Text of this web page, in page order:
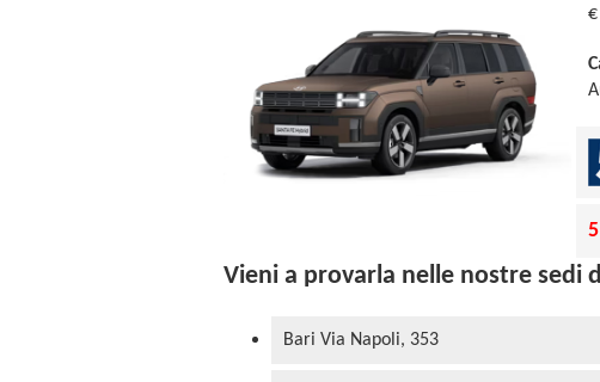
Vieni a provarla nelle nostre sedi
Bari Via Napoli, 353